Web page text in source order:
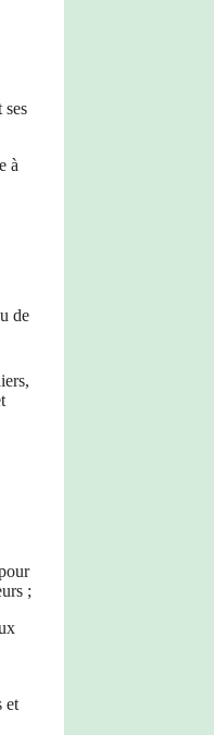
ses
à
de
;
et